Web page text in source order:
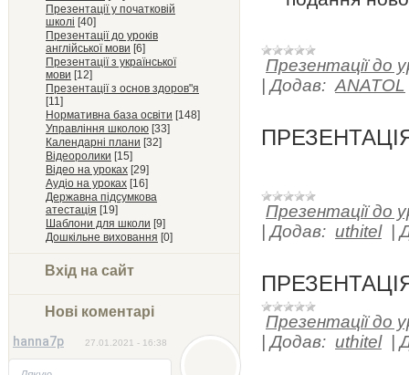
Презентації у початковій
школі [40]
Презентації до уроків
англійської мови [6]
Презентації з української
мови [12]
Презентації з основ здоров"я
[11]
Нормативна база освіти [148]
Управління школою [33]
Календарні плани [32]
Відеоролики [15]
Відео на уроках [29]
Аудіо на уроках [16]
Державна підсумкова
атестація [19]
Шаблони для школи [9]
Дошкільне виховання [0]
Вхід на сайт
Нові коментарі
hanna7p 27.01.2021 - 16:38
Презентації до
|Додав: ANATOL
Презентації до
|Додав: uthitel |
Презентації до
|Додав: uthitel |